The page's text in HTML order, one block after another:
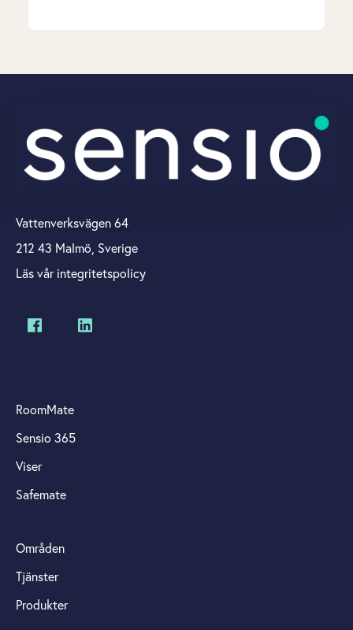
Vattenverksvägen 64
212 43 Malmö, Sverige
Läs vår integritetspolicy
RoomMate
Sensio 365
Viser
Safemate
Områden
Tjänster
Produkter